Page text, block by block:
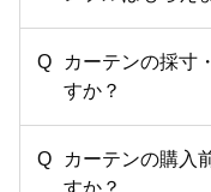
カーテンの採寸
すか？
カーテンの購入
すか？